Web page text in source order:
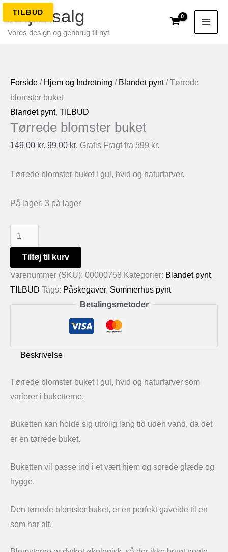
Gå
til
indholdet
Bojessalg
Vores design og genbrug til nyt
Forside / Hjem og Indretning / Blandet pynt/ Tørrede
blomster buket
Blandet pynt, TILBUD
Tørrede blomster buket
149,00kr. Den
pris
149,00 kr..
99,00 kr. Den
pris
99,00 kr..
Gratis Fragt fra 599 kr.
Tørrede blomster buket i gul, hvid og naturfarver.
På lager: 3 på lager
Tørrede
blomster
buket
antal
Tilføj til kurv
Varenummer (SKU): 00000758 Kategorier: Blandet pynt,
TILBUD Tags: Påskegaver, Sommerhus pynt
Betalingsmetoder
Beskrivelse
Tørrede blomster buket i gul, hvid og naturfarver som
varierer i buketterne.
Buketten kan holde sig utrolig lang tid uden vand, da det
er en tørrede buket.
Buketten vil passe ind i et vært hjem og sprede glæde og
hygge.
Den tørrede blomster buket, er en perfekt gaveide til en
som har alt.